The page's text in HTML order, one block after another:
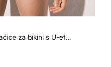
Zelene klasične gaćice za bikini s U-efektom od lurexa